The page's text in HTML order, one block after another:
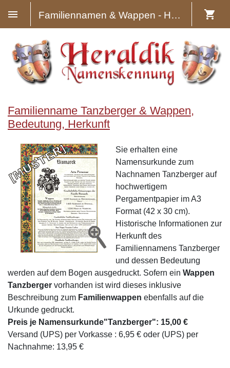
Familiennamen & Wappen - Heraldik
Familienname Tanzberger & Wappen,
Bedeutung, Herkunft
Sie erhalten eine
Namensurkunde zum
Nachnamen Tanzberger auf
hochwertigem
Pergamentpapier im A3
Format (42 x 30 cm).
Historische Informationen zur
Herkunft des
Familiennamens Tanzberger
und dessen Bedeutung
werden auf dem Bogen ausgedruckt. Sofern ein Wappen
Tanzberger vorhanden ist wird dieses inklusive
Beschreibung zum Familienwappen ebenfalls auf die
Urkunde gedruckt.
Preis je Namensurkunde"Tanzberger": 15,00 €
Versand (UPS) per Vorkasse : 6,95 € oder (UPS) per
Nachnahme: 13,95 €